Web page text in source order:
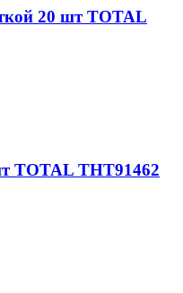
20 шт TOTAL
TOTAL THT91462